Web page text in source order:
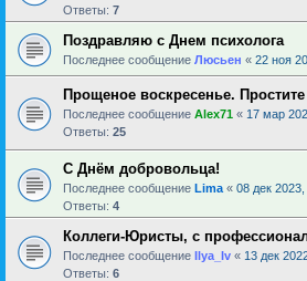
Ответы: 7
Поздравляю с Днем психолога
Последнее сообщение Люсьен « 22 ноя
Прощеное воскресенье.
Последнее сообщение Alex71 « 17 мар
Ответы: 25
С Днём добровольца!
Последнее сообщение Lima « 08 дек
Ответы: 4
Коллеги-Юристы, с
Последнее сообщение Ilya_Iv « 13 дек
Ответы: 6